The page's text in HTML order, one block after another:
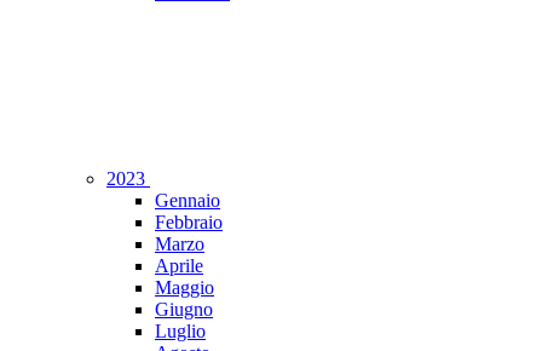
2023
Gennaio
Febbraio
Marzo
Aprile
Maggio
Giugno
Luglio